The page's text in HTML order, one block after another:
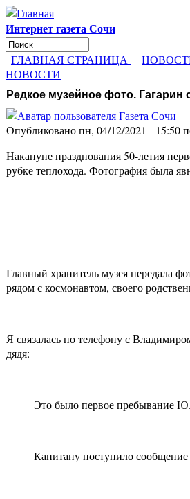
Перейти к основному содержанию
Интернет газета Сочи
Форма поиска
Поиск
ГЛАВНАЯ СТРАНИЦА
НОВОСТИ
Редкое музейное фото. Гагарин
Опубликовано пн, 04/12/2021 - 15:50
Накануне празднования 50-летия
рубке теплохода. Фотография была
Главный хранитель музея передала
рядом с космонавтом, своего
Я связалась по телефону с
дядя:
Это было первое пребывание Ю.
Капитану поступило